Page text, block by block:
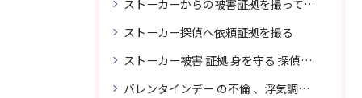
ストーカーからの被害証拠を撮って貴女を護ります
ストーカー探偵へ依頼証拠を撮る
ストーカー被害 証拠 身を守る 探偵に頼む
バレンタインデー の不倫 、浮気調査に強い探偵